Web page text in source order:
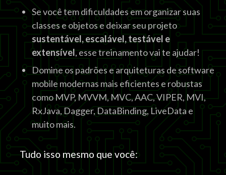
Se você tem dificuldades em organizar suas
classes e objetos e deixar seu projeto
sustentável, escalável, testável e
extensível, esse treinamento vai te ajudar!
Domine os padrões e arquiteturas de software
mobile modernas mais eficientes e robustas
como MVP, MVVM, MVC, AAC, VIPER, MVI,
RxJava, Dagger, DataBinding, LiveData e
muito mais.
Tudo isso mesmo que você: